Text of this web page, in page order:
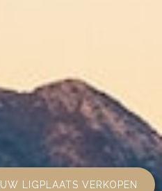
UW LIGPLAATS VERKOPEN